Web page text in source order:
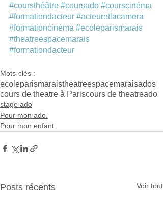
#coursthéâtre #coursado #courscinéma
#formationdacteur #acteuretlacamera
#formationcinéma #ecoleparismarais
#theatreespacemarais
#formationdacteur
Mots-clés :
ecoleparismaraistheatreespacemaraisados
cours de theatre à Pariscours de theatreado
stage ado
Pour mon ado.
Pour mon enfant
Posts récents Voir tout